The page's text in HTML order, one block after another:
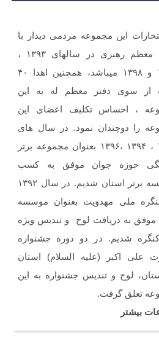
ارادت. بله از طریق خط
شما در شبکه های مجازی
گردید.
نباشین فایل صوتی
سرود حجاب فاطمی رو
.(دختران بهشتی)
این مجموعه مردمی دیدار با
مقام معظم رهبری در سالهای ۱۳۹۳ ،
۱۳۹۷ و ۱۳۹۸ میباشد، همچنین اهدا ۴۰
از سوی دفتر معظم له به این
، احساس تکلیف اعضای این
را دوچندان نمود. در سال های
۱۳۹۲ ، ۱۳۹۴ ،۱۳۹۶ بعنوان مجموعه برتر
حوزه جوان موفق به کسب
موسسه برتر استان شدیم. در سال ۱۳۹۲
ملی مهدویت بعنوان موسسه
موفق به دریافت لوح و تندیس ویژه
شدیم. در دو دوره جشنواره
علی اکبر (علیه السلام) استان
لوح و تندیس جشنواره به این
تعلق گرفت.
بیشتر